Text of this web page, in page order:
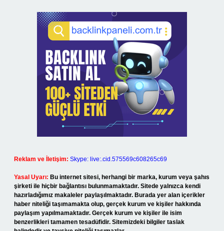
Reklam ve İletişim: Skype: live:.cid.575569c608265c69
Yasal Uyarı: Bu internet sitesi, herhangi bir marka, kurum veya şahıs
şirketi ile hiçbir bağlantısı bulunmamaktadır. Sitede yalnızca kendi
hazırladığımız makaleler paylaşılmaktadır. Burada yer alan içerikler
haber niteliği taşımamakta olup, gerçek kurum ve kişiler hakkında
paylaşım yapılmamaktadır. Gerçek kurum ve kişiler ile isim
benzerlikleri tamamen tesadüfidir. Sitemizdeki bilgiler taslak